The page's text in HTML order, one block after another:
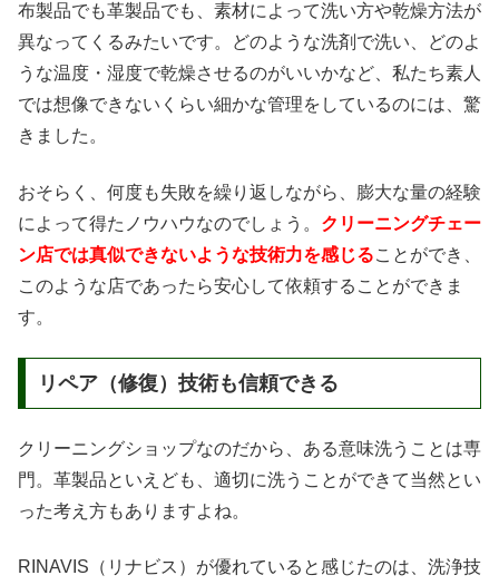
布製品でも革製品でも、素材によって洗い方や乾燥方法が
異なってくるみたいです。どのような洗剤で洗い、どのよ
うな温度・湿度で乾燥させるのがいいかなど、私たち素人
では想像できないくらい細かな管理をしているのには、驚
きました。
おそらく、何度も失敗を繰り返しながら、膨大な量の経験
によって得たノウハウなのでしょう。 クリーニングチェー
ン店では真似できないような技術力を感じることができ、
このような店であったら安心して依頼することができま
す。
リペア（修復）技術も信頼できる
クリーニングショップなのだから、ある意味洗うことは専
門。革製品といえども、適切に洗うことができて当然とい
った考え方もありますよね。
RINAVIS（リナビス）が優れていると感じたのは、洗浄技